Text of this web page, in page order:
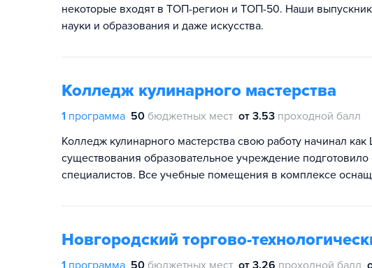
некоторые входят в ТОП-регион и ТОП-50. Наши
науки и образования и даже искусства.
Колледж кулинарного мастерства
1 программа 50 бюджетных мест от 3.53 проходной балл
Колледж кулинарного мастерства свою работу начинал
существования образовательное учреждение
специалистов. Все учебные помещения в комплексе
Новгородский торгово-
1 программа 50 бюджетных мест от 3.26 проходной балл